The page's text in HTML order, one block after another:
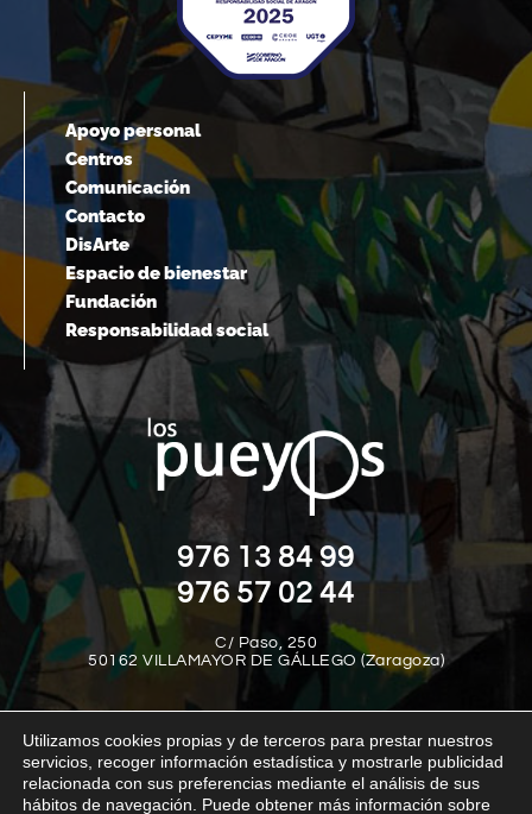
Apoyo personal
Centros
Comunicación
Contacto
DisArte
Espacio de bienestar
Fundación
Responsabilidad social
976 13 84 99
976 57 02 44
C/ Paso, 250
50162 VILLAMAYOR DE GÁLLEGO (Zaragoza)
Utilizamos cookies propias y de terceros para prestar nuestros
servicios, recoger información estadística y mostrarle publicidad
relacionada con sus preferencias mediante el análisis de sus
hábitos de navegación. Puede obtener más información sobre